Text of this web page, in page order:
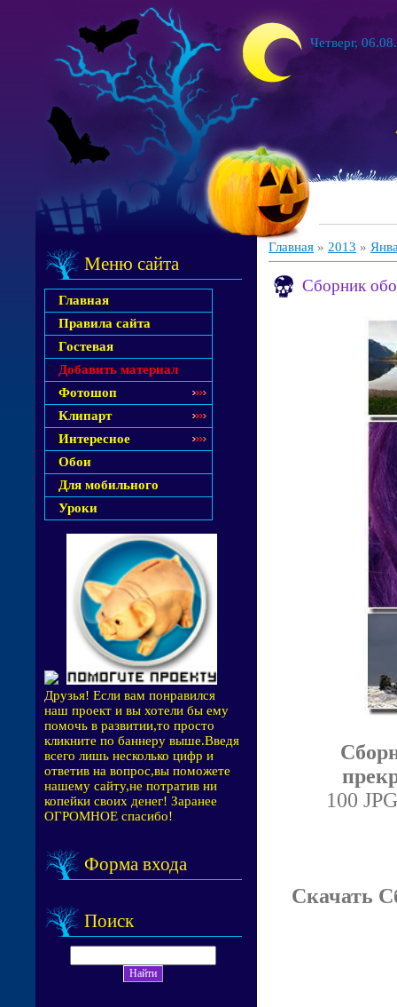
Четверг,
Меню сайта
Главная
Правила сайта
Гостевая
Добавить материал
Фотошоп
Клипарт
Интересное
Обои
Для мобильного
Уроки
Друзья! Если вам понравился
наш проект и вы хотели бы ему
помочь в развитии,то просто
кликните по баннеру выше.Введя
всего лишь несколько цифр и
ответив на вопрос,вы поможете
нашему сайту,не потратив ни
копейки своих денег! Заранее
ОГРОМНОЕ спасибо!
Форма входа
Поиск
Главная » 2013 »
Сборник
100
Скачать